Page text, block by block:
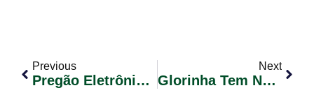
Previous
Pregão Eletrônico Nº 013/2018 – RP – Com Cota De 25% Exclusiva Para ME/EPP
Next
Glorinha Tem Novo Secretário De Agricultura